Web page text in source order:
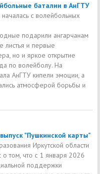
баталии в АнГТУ
с волейбольных
подарили ангарчанам
листья и первые
но и яркое открытие
по волейболу. На
АнГТУ кипели эмоции, а
атмосферой борьбы и
"Пушкинской карты"
Иркутской области
том, что с 1 января 2026
поддержки